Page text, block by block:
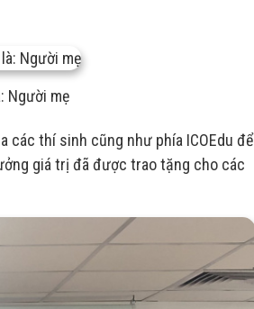
Người mẹ
các thí sinh cũng như phía ICOEdu để
giá trị đã được trao tặng cho các